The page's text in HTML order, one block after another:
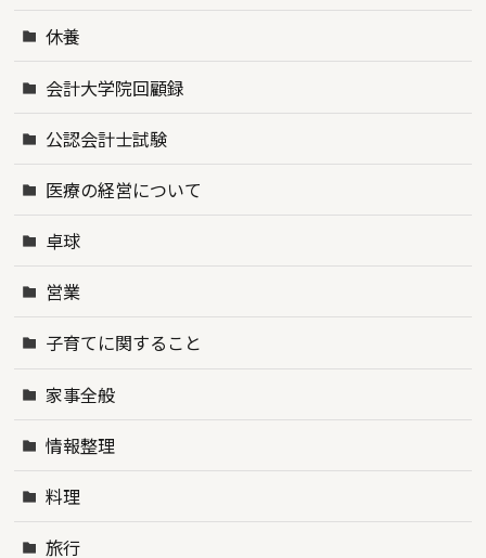
休養
会計大学院回顧録
公認会計士試験
医療の経営について
卓球
営業
子育てに関すること
家事全般
情報整理
料理
旅行